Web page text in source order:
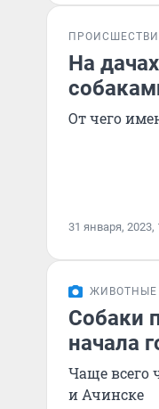
На
От чего
31 января, 2023,
ЖИВОТНЫЕ
Собаки
начала
Чаще всего
и Ачинске